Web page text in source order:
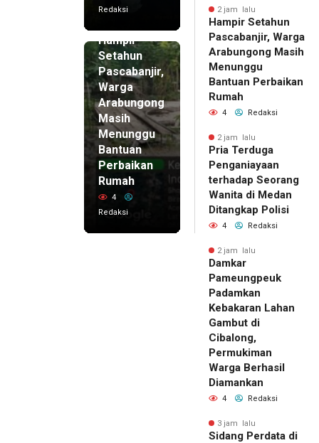
Redaksi
Hampir
Setahun
Pascabanjir,
Warga
Arabungong
Masih
Menunggu
Bantuan
Perbaikan
Rumah
4
Redaksi
2 jam lalu
Hampir Setahun
Pascabanjir, Warga
Arabungong Masih
Menunggu
Bantuan Perbaikan
Rumah
4 Redaksi
2 jam lalu
Pria Terduga
Penganiayaan
terhadap Seorang
Wanita di Medan
Ditangkap Polisi
4 Redaksi
2 jam lalu
Damkar
Pameungpeuk
Padamkan
Kebakaran Lahan
Gambut di
Cibalong,
Permukiman
Warga Berhasil
Diamankan
4 Redaksi
3 jam lalu
Sidang Perdata di